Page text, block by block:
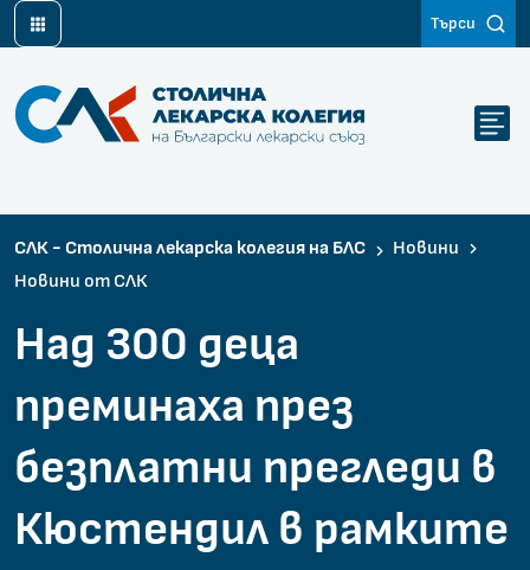
Търси
Столична лекарска колегия на Български лекарски съюз
СЛК - Столична лекарска колегия на БЛС
Новини
Новини от СЛК
Над 300 деца
преминаха през
безплатни прегледи в
Кюстендил в рамките